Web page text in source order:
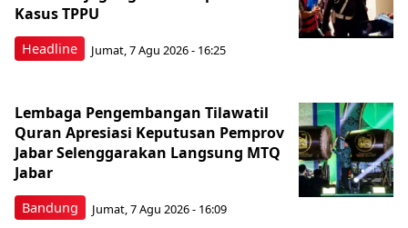
Headline
Kasus TPPU
Jumat, 7 Agu 2026 - 16:25
Bandung
Lembaga Pengembangan Tilawatil
Quran Apresiasi Keputusan Pemprov
Jabar Selenggarakan Langsung MTQ
Jabar
Jumat, 7 Agu 2026 - 16:09